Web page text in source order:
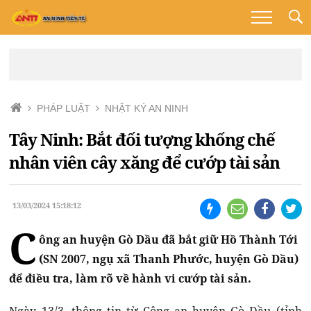
PHÁP LUẬT NHẬT KÝ AN NINH
Tây Ninh: Bắt đối tượng khống chế
nhân viên cây xăng để cướp tài sản
13/03/2024 15:18:12
C ông an huyện Gò Dầu đã bắt giữ Hồ Thành Tới
(SN 2007, ngụ xã Thanh Phước, huyện Gò Dầu)
để điều tra, làm rõ về hành vi cướp tài sản.